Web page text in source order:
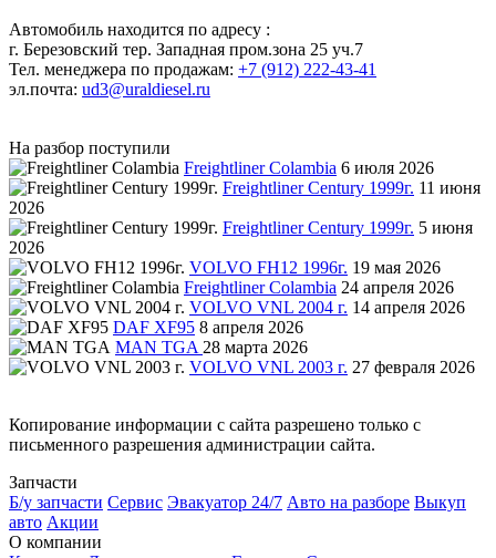
Автомобиль находится по адресу :
г. Березовский тер. Западная пром.зона 25 уч.7
Тел. менеджера по продажам: +7 (912) 222-43-41
эл.почта: ud3@uraldiesel.ru
На разбор поступили
Freightliner Colambia 6 июля 2026
Freightliner Century 1999г. 11 июня
2026
Freightliner Century 1999г. 5 июня
2026
VOLVO FH12 1996г. 19 мая 2026
Freightliner Colambia 24 апреля 2026
VOLVO VNL 2004 г. 14 апреля 2026
DAF XF95 8 апреля 2026
MAN TGA 28 марта 2026
VOLVO VNL 2003 г. 27 февраля 2026
Копирование информации с сайта разрешено только с
письменного разрешения администрации сайта.
Запчасти
Б/у запчасти Сервис Эвакуатор 24/7 Авто на разборе Выкуп
авто Акции
О компании